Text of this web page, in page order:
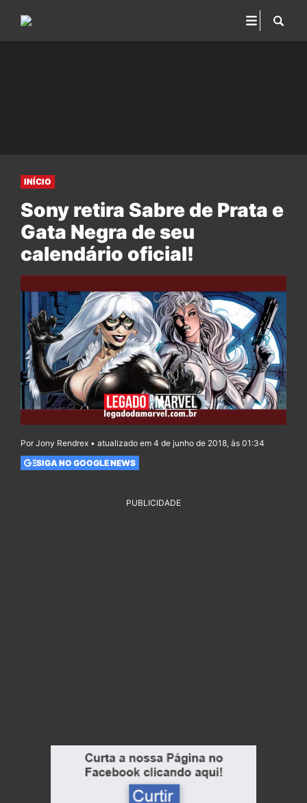
INÍCIO
Sony retira Sabre de Prata e
Gata Negra de seu
calendário oficial!
Por Jony Rendrex • atualizado em 4 de junho de 2018, às 01:34
SIGA NO GOOGLE NEWS
PUBLICIDADE